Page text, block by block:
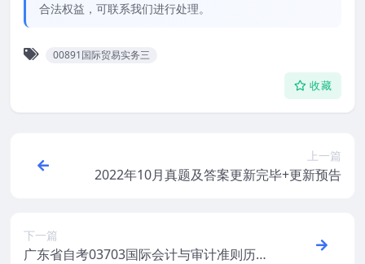
合法权益，可联系我们进行处理。
00891国际贸易实务三
收藏
上一篇
2022年10月真题及答案更新完毕+更新预告
下一篇
广东省自考03703国际会计与审计准则历年